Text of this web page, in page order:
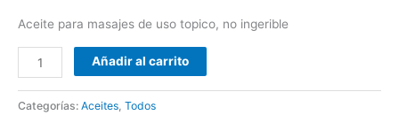
Aceite para masajes de uso topico, no ingerible
Añadir al carrito
Categorías: Aceites, Todos